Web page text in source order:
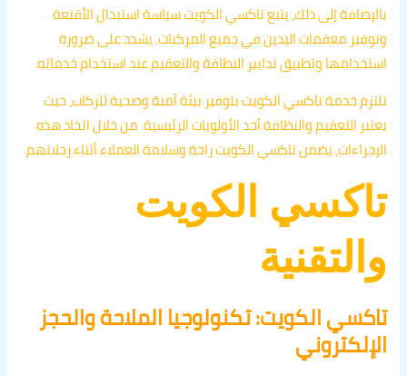
بالإضافة إلى ذلك، يتبع تاكسي الكويت سياسة استبدال الأقنعة
وتوفير معقمات اليدين في جميع المركبات. يشدد على ضرورة
استخدامها وتطبيق تدابير النظافة والتعقيم عند استخدام خدماته.
تلتزم خدمة تاكسي الكويت بتوفير بيئة آمنة وصحية للركاب، حيث
يعتبر التعقيم والنظافة أحد الأولويات الرئيسية. من خلال اتخاذ هذه
الإجراءات، يضمن تاكسي الكويت راحة وسلامة العملاء أثناء رحلاتهم.
تاكسي الكويت
والتقنية
تاكسي الكويت: تكنولوجيا الملاحة والحجز
الإلكتروني